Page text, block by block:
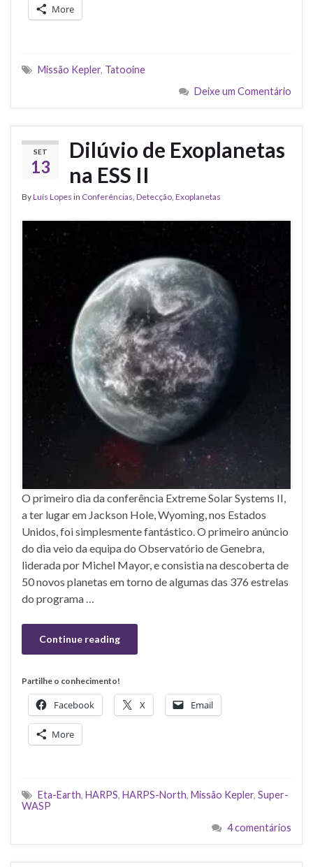
More
Missão Kepler, Tatooine
Deixe um Comentário
SET
13
Dilúvio de Exoplanetas
na ESS II
ByLuís Lopes in Conferências, Detecção, Exoplanetas
O primeiro dia da conferência Extreme Solar Systems II,
a ter lugar em Jackson Hole, Wyoming, nos Estados
Unidos, foi simplesmente fantástico. O primeiro anúncio
do dia veio da equipa do Observatório de Genebra,
liderada por Michel Mayor, e consistia na descoberta de
50 novos planetas em torno de algumas das 376 estrelas
do programa …
Continue reading
Partilhe o conhecimento!
Facebook X Email
More
Eta-Earth, HARPS, HARPS-North, Missão Kepler, Super-
WASP
4 comentários